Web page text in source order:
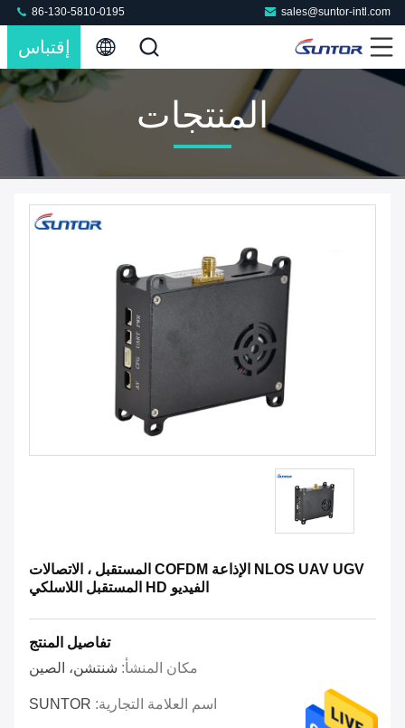
sales@suntor-intl.com
86-130-5810-0195
إقتباس
المنتجات
NLOS UAV UGV الإذاعة COFDM المستقبل ، الاتصالات
الفيديو HD المستقبل اللاسلكي
تفاصيل المنتج
مكان المنشأ: شنتشن، الصين
اسم العلامة التجارية: SUNTOR